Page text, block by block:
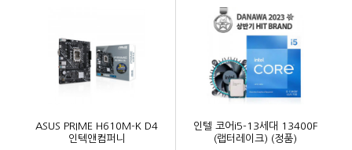
ASUS PRIME H610M-K D4
인텍앤컴퍼니
인텔 코어i5-13세대 13400F
(랩터레이크) (정품)